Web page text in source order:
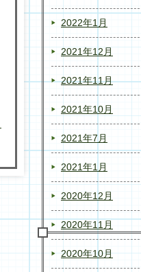
2022年1月
2021年12月
2021年11月
2021年10月
2021年7月
2021年1月
2020年12月
2020年11月
2020年10月